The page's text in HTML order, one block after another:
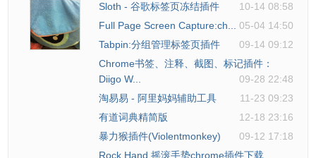
Sloth - 谷歌标签页冻结插件
10-14 08:58
Full Page Screen Capture:ch...
05-04 14:50
Tabpin:分组管理标签页插件
09-14 09:12
Chrome书签、注释、截图、标记插件：
Diigo W...
09-28 22:48
淘易易 - 阿里妈妈辅助工具
11-23 09:23
有道词典精简版
12-18 23:16
暴力猴插件(Violentmonkey)
09-12 17:18
Rock Hand 摇滚手势chrome插件下载